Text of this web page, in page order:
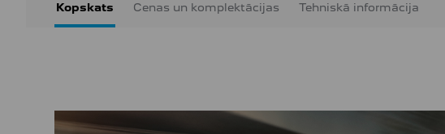
Kopskats Cenas un komplektācijas Tehniskā informācija